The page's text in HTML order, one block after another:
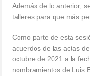
Además de lo anterior,
talleres para que más
Como parte de esta
acuerdos de las actas
octubre de 2021 a la
nombramientos de Luis